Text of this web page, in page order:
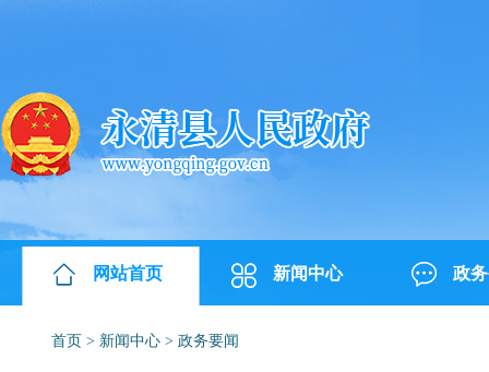
网站首页 新闻中心 政
首页 > 新闻中心 > 政务要闻